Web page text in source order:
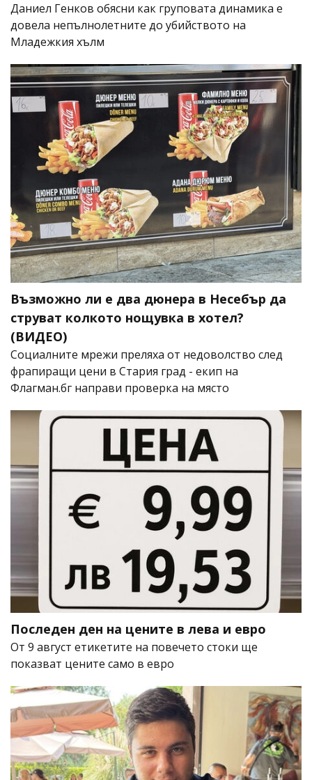
Даниел Генков обясни как груповата динамика е
довела непълнолетните до убийството на
Младежкия хълм
Възможно ли е два дюнера в Несебър да
струват колкото нощувка в хотел?
(ВИДЕО)
Социалните мрежи преляха от недоволство след
фрапиращи цени в Стария град - екип на
Флагман.бг направи проверка на място
Последен ден на цените в лева и евро
От 9 август етикетите на повечето стоки ще
показват цените само в евро